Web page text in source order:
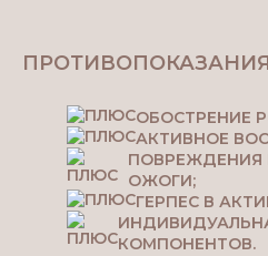
ОБОСТРЕНИЕ
АКТИВНОЕ
ПОВРЕЖДЕНИЯ
ОЖОГИ;
ГЕРПЕС В
КОМПОНЕНТОВ.